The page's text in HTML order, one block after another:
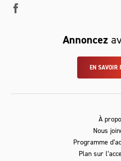
Annoncez
EN SAVOIR
À
Nous
Programme
Plan sur